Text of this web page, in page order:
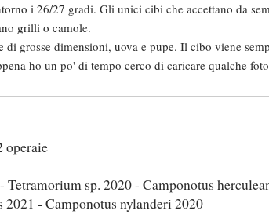
i 26/27 gradi. Gli unici cibi che accettano da
grilli o camole.
di grosse dimensioni, uova e pupe. Il cibo viene
ho un po' di tempo cerco di caricare qualche
operaie
Tetramorium sp. 2020 - Camponotus
2021 - Camponotus nylanderi 2020